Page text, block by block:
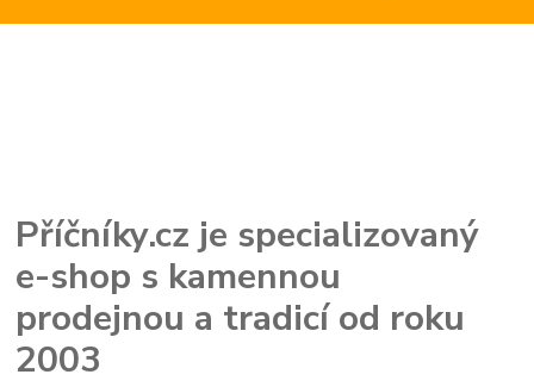
Příčníky.cz je specializovaný
e-shop s kamennou
prodejnou a tradicí od roku
2003